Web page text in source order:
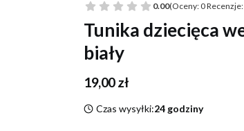
0.00(Oceny: 0 Recenzje:
Tunika dziecięca
biały
Cena
19,00 zł
Czas wysyłki:24 godziny